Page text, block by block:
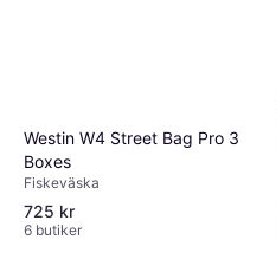
Westin W4 Street Bag Pro 3
Boxes
Fiskeväska
725 kr
6 butiker